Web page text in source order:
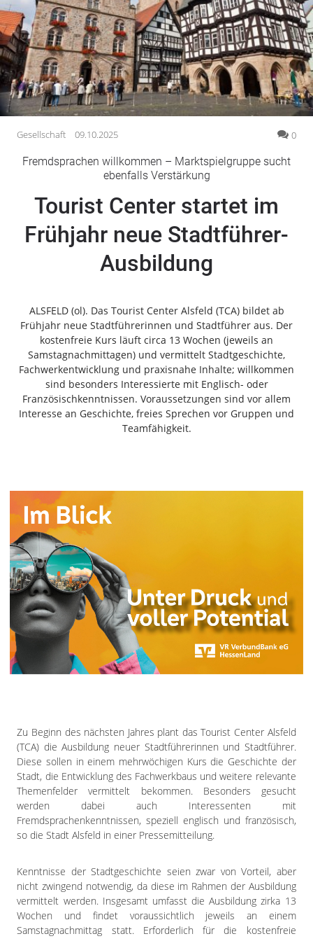
Gesundheit
Kultur
Lifestyle
Wirtschaft
Vogelsberg
Alsfeld
Lauterbach
Romrod
Homberg
Ohm
Schotten
Feldatal
Freiensteinau
Gemünden
Grebenau
Grebenhain
Herbstein
Kirtorf
Ulrichstein
Wartenberg
Schwalm
Fulda
Gießen
Impressum
Datenschutzerklärung
Gesellschaft 09.10.2025 0
Fremdsprachen willkommen – Marktspielgruppe sucht
ebenfalls Verstärkung
Tourist Center startet im
Frühjahr neue Stadtführer-
Ausbildung
ALSFELD (ol). Das Tourist Center Alsfeld (TCA) bildet ab
Frühjahr neue Stadtführerinnen und Stadtführer aus. Der
kostenfreie Kurs läuft circa 13 Wochen (jeweils an
Samstagnachmittagen) und vermittelt Stadtgeschichte,
Fachwerkentwicklung und praxisnahe Inhalte; willkommen
sind besonders Interessierte mit Englisch- oder
Französischkenntnissen. Voraussetzungen sind vor allem
Interesse an Geschichte, freies Sprechen vor Gruppen und
Teamfähigkeit.
Zu Beginn des nächsten Jahres plant das Tourist Center Alsfeld
(TCA) die Ausbildung neuer Stadtführerinnen und Stadtführer.
Diese sollen in einem mehrwöchigen Kurs die Geschichte der
Stadt, die Entwicklung des Fachwerkbaus und weitere relevante
Themenfelder vermittelt bekommen. Besonders gesucht
werden dabei auch Interessenten mit
Fremdsprachenkenntnissen, speziell englisch und französisch,
so die Stadt Alsfeld in einer Pressemitteilung.
Kenntnisse der Stadtgeschichte seien zwar von Vorteil, aber
nicht zwingend notwendig, da diese im Rahmen der Ausbildung
vermittelt werden. Insgesamt umfasst die Ausbildung zirka 13
Wochen und findet voraussichtlich jeweils an einem
Samstagnachmittag statt. Erforderlich für die kostenfreie